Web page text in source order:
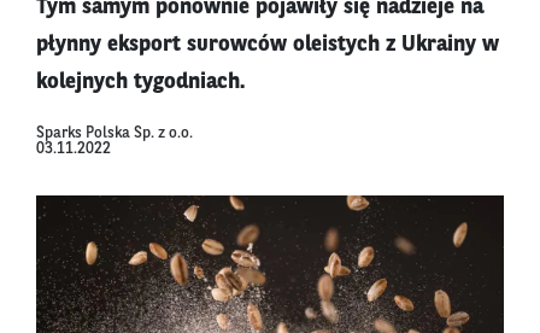
Tym samym ponownie pojawiły się nadzieje na
płynny eksport surowców oleistych z Ukrainy w
kolejnych tygodniach.
Sparks Polska Sp. z o.o.
03.11.2022